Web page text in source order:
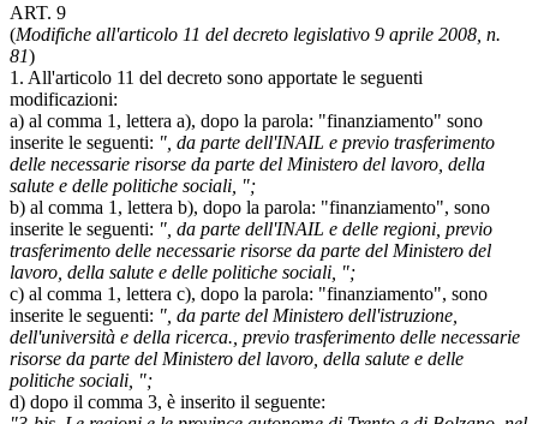
ART. 9
(Modifiche all'articolo 11 del decreto legislativo 9 aprile 2008, n.
81)
1. All'articolo 11 del decreto sono apportate le seguenti
modificazioni:
a) al comma 1, lettera a), dopo la parola: "finanziamento" sono
inserite le seguenti: ", da parte dell'INAIL e previo trasferimento
delle necessarie risorse da parte del Ministero del lavoro, della
salute e delle politiche sociali, ";
b) al comma 1, lettera b), dopo la parola: "finanziamento", sono
inserite le seguenti: ", da parte dell'INAIL e delle regioni, previo
trasferimento delle necessarie risorse da parte del Ministero del
lavoro, della salute e delle politiche sociali, ";
c) al comma 1, lettera c), dopo la parola: "finanziamento", sono
inserite le seguenti: ", da parte del Ministero dell'istruzione,
dell'università e della ricerca., previo trasferimento delle necessarie
risorse da parte del Ministero del lavoro, della salute e delle
politiche sociali, ";
d) dopo il comma 3, è inserito il seguente: